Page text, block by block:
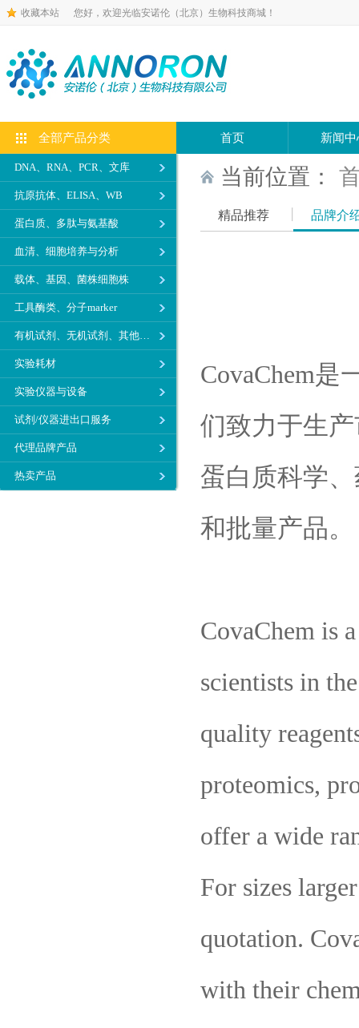
收藏本站 您好，欢迎光临安诺伦（北京）生物科技商城！
全部产品分类
DNA、RNA、PCR、文库
抗原抗体、ELISA、WB
蛋白质、多肽与氨基酸
血清、细胞培养与分析
载体、基因、菌株细胞株
工具酶类、分子marker
有机试剂、无机试剂、其他生化试剂
实验耗材
实验仪器与设备
试剂/仪器进出口服务
代理品牌产品
热卖产品
首页 新闻中
当前位置：
精品推荐 品牌介
CovaChem
们致力于生
蛋白质科学
和批量产品。
CovaChem is
scientists in
quality
proteomics,
offer a wide
For sizes
quotation.
with their